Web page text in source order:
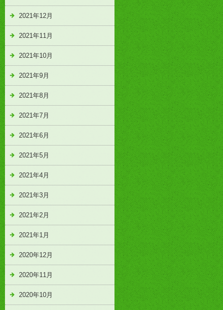
2021年12月
2021年11月
2021年10月
2021年9月
2021年8月
2021年7月
2021年6月
2021年5月
2021年4月
2021年3月
2021年2月
2021年1月
2020年12月
2020年11月
2020年10月